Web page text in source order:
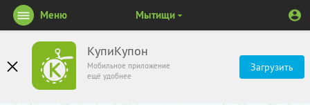
КупиКупон
Мобильное приложение
ещё удобнее
Загрузить
Меню Мытищи